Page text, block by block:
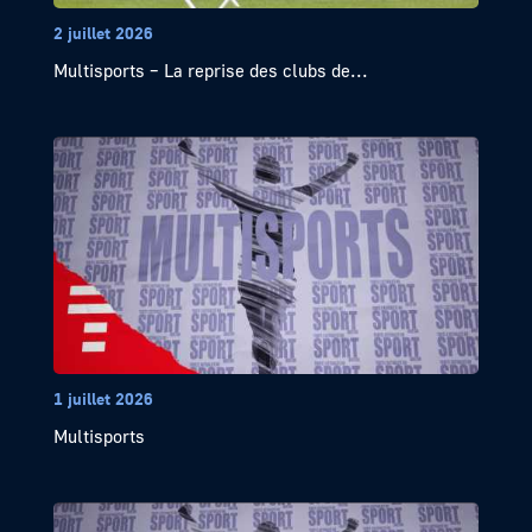
2 juillet 2026
Multisports – La reprise des clubs de...
1 juillet 2026
Multisports